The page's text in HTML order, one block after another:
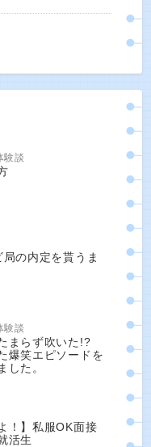
験談
の内定を貰うま
験談
まらず吹いた!?
爆笑エピソードを
した。
！】私服OK面接
活生